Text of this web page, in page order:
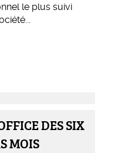
le plus suivi
DES SIX
MOIS